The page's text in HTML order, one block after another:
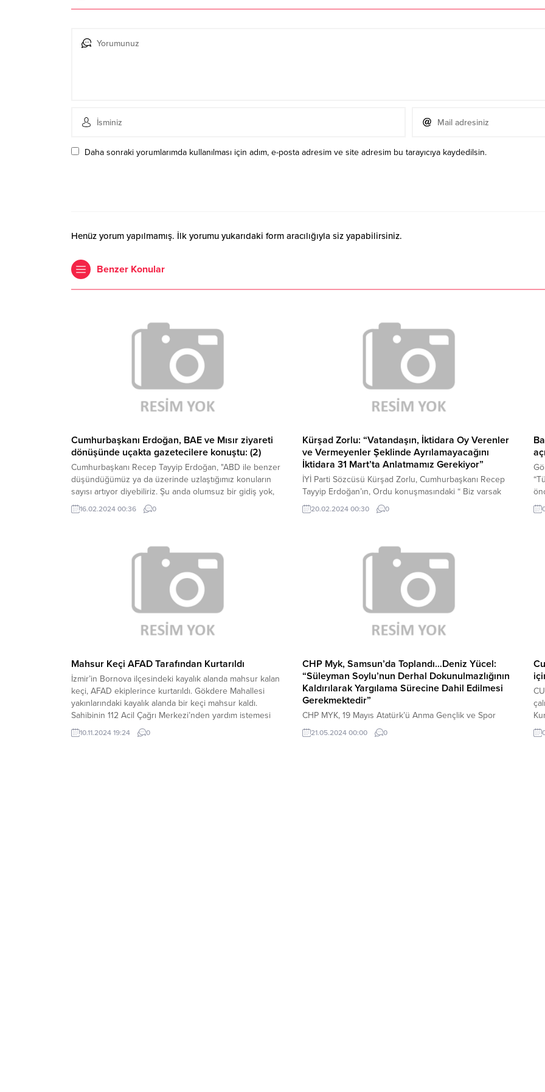
Daha sonraki yorumlarımda kullanılması için adım, e-posta adresim ve site adresim bu tarayıcıya kaydedilsin.
Henüz yorum yapılmamış. İlk yorumu yukarıdaki form aracılığıyla siz yapabilirsiniz.
Benzer Konular
Cumhurbaşkanı Erdoğan, BAE ve Mısır ziyareti
dönüşünde uçakta gazetecilere konuştu: (2)
Cumhurbaşkanı Recep Tayyip Erdoğan, "ABD ile benzer
düşündüğümüz ya da üzerinde uzlaştığımız konuların
sayısı artıyor diyebiliriz. Şu anda olumsuz bir gidiş yok,
tam aksine olumlu bir gelişme var." ifadelerini kullandı.
16.02.2024 00:36 0
Kürşad Zorlu: “Vatandaşın, İktidara Oy Verenler
ve Vermeyenler Şeklinde Ayrılamayacağını
İktidara 31 Mart’ta Anlatmamız Gerekiyor”
İYİ Parti Sözcüsü Kürşad Zorlu, Cumhurbaşkanı Recep
Tayyip Erdoğan’ın, Ordu konuşmasındaki “ Biz varsak
doğal gaz var, biz yoksak doğalgaz yok” sözlerini
eleştirerek, “Muhalefette olmayı bir tarafa bırakın,
yönetimle yerel yönetim el ele vermezse o şehre
20.02.2024 00:30 0
Mahsur Keçi AFAD Tarafından Kurtarıldı
İzmir’in Bornova ilçesindeki kayalık alanda mahsur kalan
keçi, AFAD ekiplerince kurtarıldı. Gökdere Mahallesi
yakınlarındaki kayalık alanda bir keçi mahsur kaldı.
Sahibinin 112 Acil Çağrı Merkezi’nden yardım istemesi
üzerine olay yerine AFAD ekipleri sevk edildi. Dağcı
ipleriyle yamaçta sistem kuran ekipler, keçinin mahsur
10.11.2024 19:24 0
CHP Myk, Samsun’da Toplandı…Deniz Yücel:
“Süleyman Soylu’nun Derhal Dokunulmazlığının
Kaldırılarak Yargılama Sürecine Dahil Edilmesi
Gerekmektedir”
CHP MYK, 19 Mayıs Atatürk’ü Anma Gençlik ve Spor
Bayramı dolayısıyla Genel Başkan Özgür Özel
başkanlığında, Samsun’da toplandı. Parti Sözcüsü Deniz
21.05.2024 00:00 0